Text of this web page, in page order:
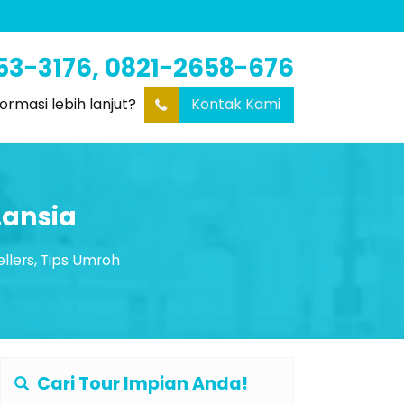
3176, 0821-2658-676
lebih lanjut? Kontak Kami
, Tips Umroh
Cari Tour Impian Anda!